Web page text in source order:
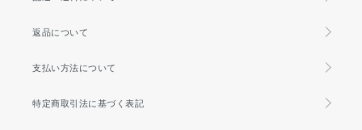
返品について
支払い方法について
特定商取引法に基づく表記